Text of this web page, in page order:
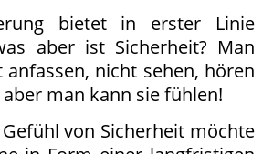
bietet in erster Linie
aber ist Sicherheit? Man
anfassen, nicht sehen, hören
man kann sie fühlen!
von Sicherheit möchte